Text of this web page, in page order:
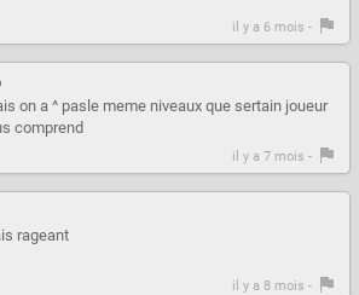
il y a 6 mois -
on a ^ pasle meme niveaux que sertain joueur
comprend
il y a 7 mois -
rageant
il y a 8 mois -